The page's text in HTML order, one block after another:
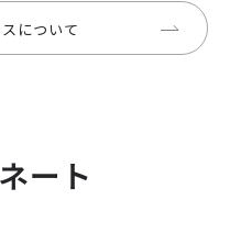
について
ート